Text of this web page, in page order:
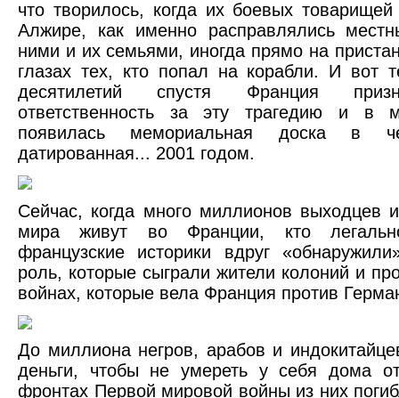
что творилось, когда их боевых
Алжире, как именно расправлялись
ними и их семьями, иногда прямо на
глазах тех, кто попал на корабли. И вот
десятилетий спустя Франция
ответственность за эту трагедию и в
появилась мемориальная доска в
датированная... 2001 годом.
Сейчас, когда много миллионов выходцев
мира живут во Франции, кто
французские историки вдруг
роль, которые сыграли жители колоний и
войнах, которые вела Франция против
До миллиона негров, арабов и
деньги, чтобы не умереть у себя дома
фронтах Первой мировой войны из них